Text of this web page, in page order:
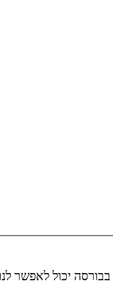
בבורסה יכול לאפשר